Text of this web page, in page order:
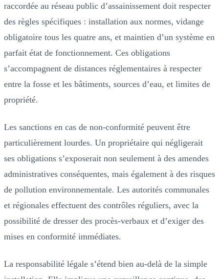
raccordée au réseau public d’assainissement doit respecter
des règles spécifiques : installation aux normes, vidange
obligatoire tous les quatre ans, et maintien d’un système en
parfait état de fonctionnement. Ces obligations
s’accompagnent de distances réglementaires à respecter
entre la fosse et les bâtiments, sources d’eau, et limites de
propriété.
Les sanctions en cas de non-conformité peuvent être
particulièrement lourdes. Un propriétaire qui négligerait
ses obligations s’exposerait non seulement à des amendes
administratives conséquentes, mais également à des risques
de pollution environnementale. Les autorités communales
et régionales effectuent des contrôles réguliers, avec la
possibilité de dresser des procès-verbaux et d’exiger des
mises en conformité immédiates.
La responsabilité légale s’étend bien au-delà de la simple